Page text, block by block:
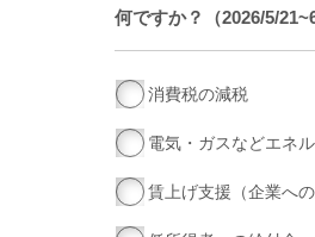
何ですか？（2026/5/
消費税の減税
電気・ガスなどエネ
賃上げ支援（企業への